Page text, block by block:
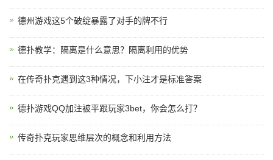
德州游戏这5个破绽暴露了对手的牌不行
德扑教学：隔离是什么意思？隔离利用的优势
在传奇扑克遇到这3种情况，下小注才是标准答案
德扑游戏QQ加注被平跟玩家3bet，你会怎么打？
传奇扑克玩家思维层次的概念和利用方法